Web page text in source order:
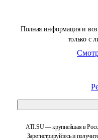
Полная информация и
только с
ATI.SU — крупнейшая в
Зарегистрируйтесь и